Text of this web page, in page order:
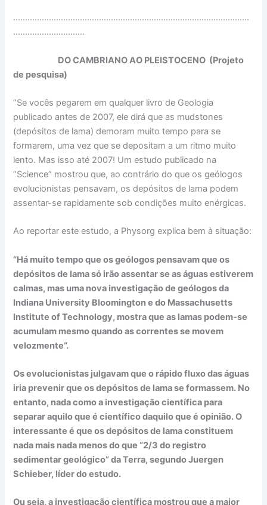
………………………………………………………………………………………
…………………………
DO CAMBRIANO AO PLEISTOCENO (Projeto
de pesquisa)
“Se vocês pegarem em qualquer livro de Geologia
publicado antes de 2007, ele dirá que as mudstones
(depósitos de lama) demoram muito tempo para se
formarem, uma vez que se depositam a um ritmo muito
lento. Mas isso até 2007! Um estudo publicado na
“Science” mostrou que, ao contrário do que os geólogos
evolucionistas pensavam, os depósitos de lama podem
assentar-se rapidamente sob condições muito enérgicas.
Ao reportar este estudo, a Physorg explica bem à situação:
“Há muito tempo que os geólogos pensavam que os
depósitos de lama só irão assentar se as águas estiverem
calmas, mas uma nova investigação de geólogos da
Indiana University Bloomington e do Massachusetts
Institute of Technology, mostra que as lamas podem-se
acumulam mesmo quando as correntes se movem
velozmente“.
Os evolucionistas julgavam que o rápido fluxo das águas
iria prevenir que os depósitos de lama se formassem. No
entanto, nada como a investigação científica para
separar aquilo que é científico daquilo que é opinião. O
interessante é que os depósitos de lama constituem
nada mais nada menos do que “2/3 do registro
sedimentar geológico” da Terra, segundo Juergen
Schieber, líder do estudo.
Ou seja, a investigação científica mostrou que a maior